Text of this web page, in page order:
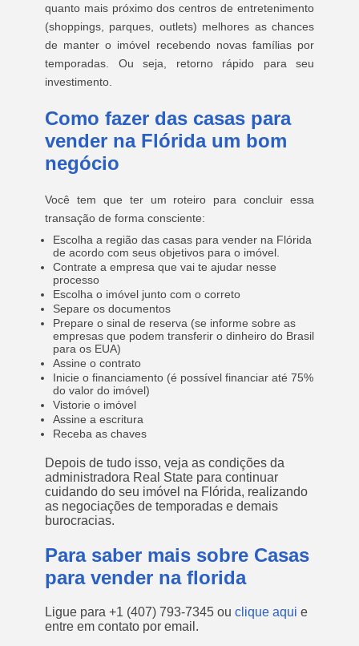
quanto mais próximo dos centros de entretenimento
(shoppings, parques, outlets) melhores as chances
de manter o imóvel recebendo novas famílias por
temporadas. Ou seja, retorno rápido para seu
investimento.
Como fazer das casas para
vender na Flórida um bom
negócio
Você tem que ter um roteiro para concluir essa
transação de forma consciente:
Escolha a região das casas para vender na Flórida
de acordo com seus objetivos para o imóvel.
Contrate a empresa que vai te ajudar nesse
processo
Escolha o imóvel junto com o correto
Separe os documentos
Prepare o sinal de reserva (se informe sobre as
empresas que podem transferir o dinheiro do Brasil
para os EUA)
Assine o contrato
Inicie o financiamento (é possível financiar até 75%
do valor do imóvel)
Vistorie o imóvel
Assine a escritura
Receba as chaves
Depois de tudo isso, veja as condições da
administradora Real State para continuar
cuidando do seu imóvel na Flórida, realizando
as negociações de temporadas e demais
burocracias.
Para saber mais sobre Casas
para vender na florida
Ligue para +1 (407) 793-7345 ou clique aqui e
entre em contato por email.